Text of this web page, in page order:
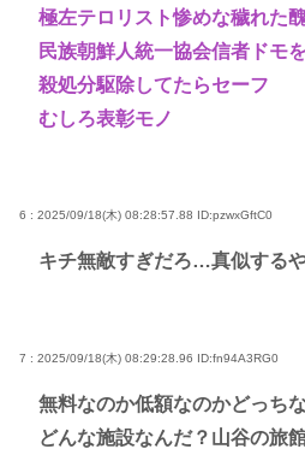
極左テロリスト惨めな穢れた
民族朝鮮人統一協会信者ドモを
殺処分駆除してたらセーフ
むしろ表彰モノ
6 : 2025/09/18(木) 08:28:57.88 ID:pzwxGftC0
キチ無敵すぎだろ…真似する
7 : 2025/09/18(木) 08:29:28.96 ID:fn94A3RG0
無料なのか低額なのかどっち
どんな施設なんだ？山谷の旅